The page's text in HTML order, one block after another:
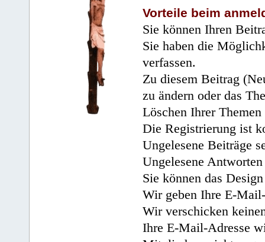
Vorteile beim
Sie können Ihren
Sie haben die
verfassen.
Zu diesem Beitrag
zu ändern oder das
Löschen Ihrer
Die Registrierung ist
Ungelesene Beiträge
Ungelesene
Sie können das
Wir geben Ihre E-
Wir verschicken
Ihre E-Mail-Adresse